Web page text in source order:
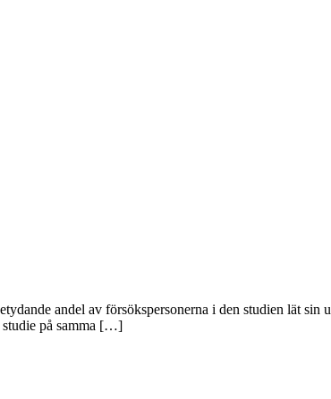
andel av försökspersonerna i den studien lät sin
studie på samma […]